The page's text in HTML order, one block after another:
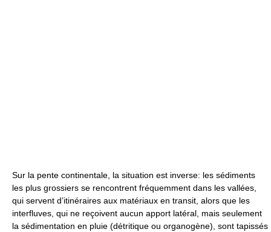
Sur la pente continentale, la situation est inverse: les sédiments
les plus grossiers se rencontrent fréquemment dans les vallées,
qui servent d’itinéraires aux matériaux en transit, alors que les
interfluves, qui ne reçoivent aucun apport latéral, mais seulement
la sédimentation en pluie (détritique ou organogène), sont tapissés